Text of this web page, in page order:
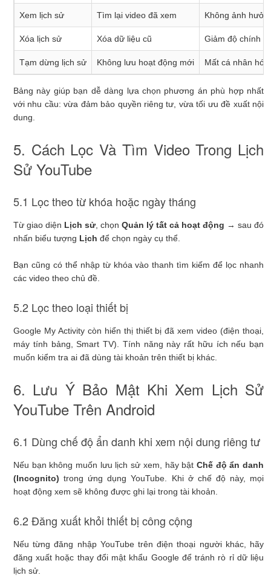
Xem lịch sử Tìm lại video đã xem Không ảnh
Xóa lịch sử Xóa dữ liệu cũ Giảm độ chính
Tạm dừng lịch sử Không lưu hoạt động mới Mất cá nhân
Bảng này giúp bạn dễ dàng lựa chọn phương án phù hợp nhất
với nhu cầu: vừa đảm bảo quyền riêng tư, vừa tối ưu đề xuất nội
dung.
5. Cách Lọc Và Tìm Video Trong Lịch
Sử YouTube
5.1 Lọc theo từ khóa hoặc ngày tháng
Từ giao diện Lịch sử, chọn Quản lý tất cả hoạt động → sau đó
nhấn biểu tượng Lịch để chọn ngày cụ thể.
Bạn cũng có thể nhập từ khóa vào thanh tìm kiếm để lọc nhanh
các video theo chủ đề.
5.2 Lọc theo loại thiết bị
Google My Activity còn hiển thị thiết bị đã xem video (điện thoại,
máy tính bảng, Smart TV). Tính năng này rất hữu ích nếu bạn
muốn kiểm tra ai đã dùng tài khoản trên thiết bị khác.
6. Lưu Ý Bảo Mật Khi Xem Lịch Sử
YouTube Trên Android
6.1 Dùng chế độ ẩn danh khi xem nội dung riêng tư
Nếu bạn không muốn lưu lịch sử xem, hãy bật Chế độ ẩn danh
(Incognito) trong ứng dụng YouTube. Khi ở chế độ này, mọi
hoạt động xem sẽ không được ghi lại trong tài khoản.
6.2 Đăng xuất khỏi thiết bị công cộng
Nếu từng đăng nhập YouTube trên điện thoại người khác, hãy
đăng xuất hoặc thay đổi mật khẩu Google để tránh rò rỉ dữ liệu
lịch sử.